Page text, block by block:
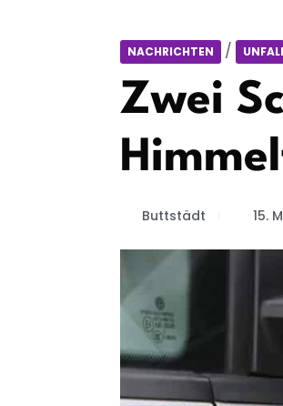
NACHRICHTEN /
Zwei
Buttstädt 15.